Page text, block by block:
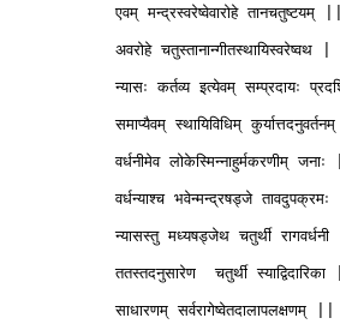
एवम् मन्द्रस्वरेष्वेवारोहे तानचतुष्टयम्
           अवरोहे चतुस्तानान्गीतस्थायिस्वरेष्वथ |
न्यासः कर्तव्य इत्येवम् सम्प्रदायः
समाप्यैवम् स्थायिविधिम् कुर्यात्तदनुवर्तनम्
वर्धनीमेव लोकेस्मिन्नाहुर्मकरणीम् जनाः
           वर्धन्याश्च भवेन्मन्द्रषड्जे तावदुपक्रमः |
न्यासस्तु मध्यषड्जेथ चतुर्थी
ततस्तदनुसारेण  चतुर्थी स्याद्विदारिका
साधारणम् सर्वरागेष्वेतदालापलक्षणम् ||